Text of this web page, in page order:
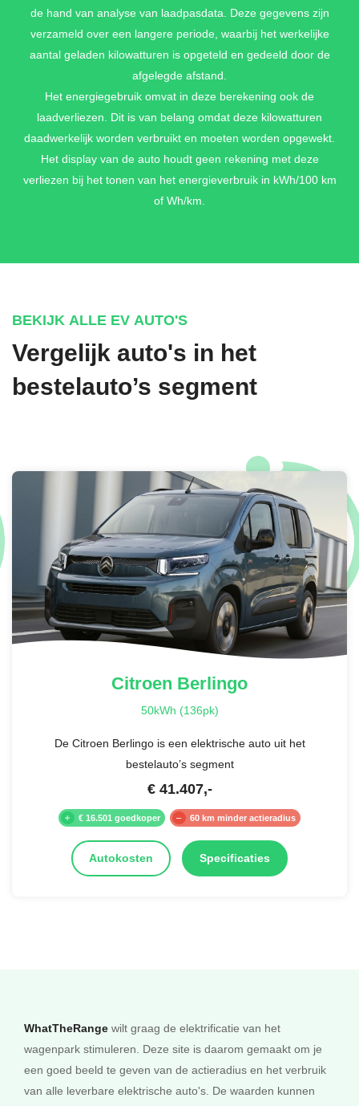
de hand van analyse van laadpasdata. Deze gegevens zijn
verzameld over een langere periode, waarbij het werkelijke
aantal geladen kilowatturen is opgeteld en gedeeld door de
afgelegde afstand.
Het energiegebruik omvat in deze berekening ook de
laadverliezen. Dit is van belang omdat deze kilowatturen
daadwerkelijk worden verbruikt en moeten worden opgewekt.
Het display van de auto houdt geen rekening met deze
verliezen bij het tonen van het energieverbruik in kWh/100 km
of Wh/km.
BEKIJK ALLE EV AUTO'S
Vergelijk auto's in het
bestelauto’s segment
Citroen Berlingo
50kWh (136pk)
De Citroen Berlingo is een elektrische auto uit het
bestelauto’s segment
€ 41.407,-
€ 16.501 goedkoper 60 km minder actieradius
Autokosten Specificaties
WhatTheRange wilt graag de elektrificatie van het
wagenpark stimuleren. Deze site is daarom gemaakt om je
een goed beeld te geven van de actieradius en het verbruik
van alle leverbare elektrische auto's. De waarden kunnen